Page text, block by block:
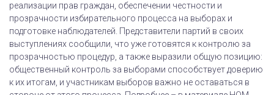
реализации прав граждан, обеспечении честности и
прозрачности избирательного процесса на выборах и
подготовке наблюдателей. Представители партий в своих
выступлениях сообщили, что уже готовятся к контролю за
прозрачностью процедур, а также выразили общую позицию:
общественный контроль за выборами способствует доверию
к их итогам, и участникам выборов важно не оставаться в